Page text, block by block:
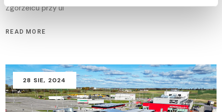
Zgorzelcu przy ul
READ MORE
28 SIE, 2024